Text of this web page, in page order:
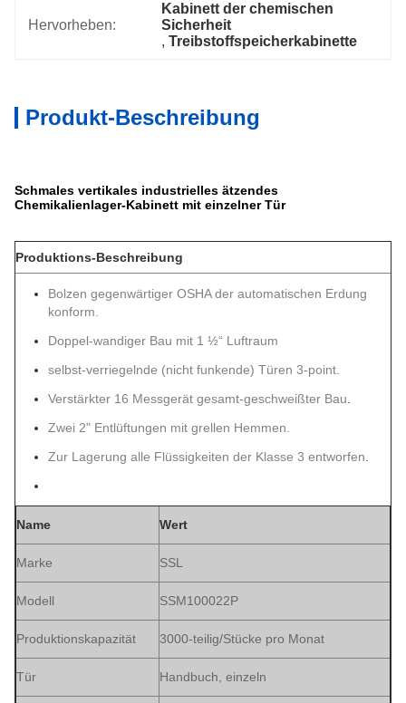
Hervorheben:
Kabinett der chemischen
Sicherheit
, Treibstoffspeicherkabinette
Produkt-Beschreibung
Schmales vertikales industrielles ätzendes
Chemikalienlager-Kabinett mit einzelner Tür
Produktions-Beschreibung
Bolzen gegenwärtiger OSHA der automatischen Erdung
konform.
Doppel-wandiger Bau mit 1 ½“ Luftraum
selbst-verriegelnde (nicht funkende) Türen 3-point.
Verstärkter 16 Messgerät gesamt-geschweißter Bau
Zwei 2" Entlüftungen mit grellen Hemmen.
Zur Lagerung alle Flüssigkeiten der Klasse 3 entworfen
Name Wert
Marke SSL
Modell SSM100022P
Produktionskapazität 3000-teilig/Stücke pro Monat
Tür Handbuch, einzeln